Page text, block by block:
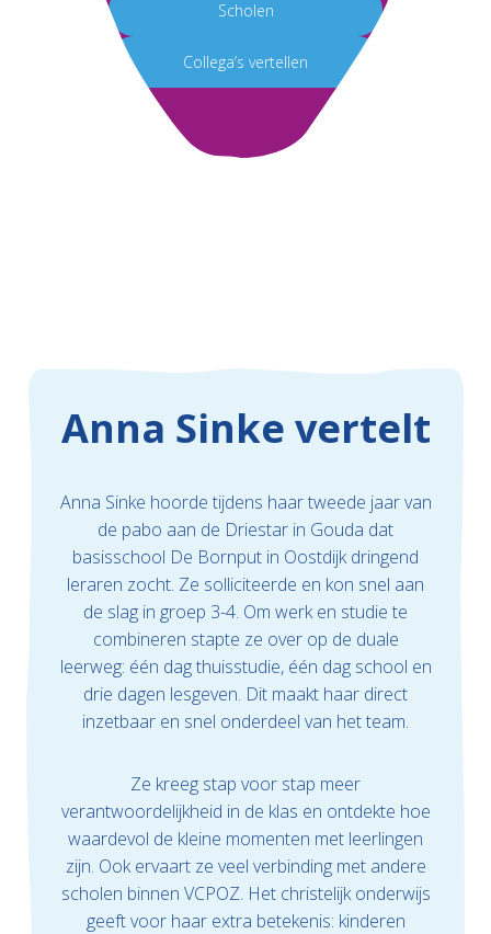
Scholen
Collega’s vertellen
Anna Sinke vertelt
Anna Sinke hoorde tijdens haar tweede jaar van
de pabo aan de Driestar in Gouda dat
basisschool De Bornput in Oostdijk dringend
leraren zocht. Ze solliciteerde en kon snel aan
de slag in groep 3-4. Om werk en studie te
combineren stapte ze over op de duale
leerweg: één dag thuisstudie, één dag school en
drie dagen lesgeven. Dit maakt haar direct
inzetbaar en snel onderdeel van het team.
Ze kreeg stap voor stap meer
verantwoordelijkheid in de klas en ontdekte hoe
waardevol de kleine momenten met leerlingen
zijn. Ook ervaart ze veel verbinding met andere
scholen binnen VCPOZ. Het christelijk onderwijs
geeft voor haar extra betekenis: kinderen